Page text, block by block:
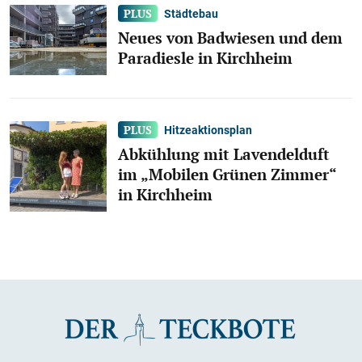
Städtebau
Neues von Badwiesen und dem
Paradiesle in Kirchheim
Hitzeaktionsplan
Abkühlung mit Lavendelduft
im „Mobilen Grünen Zimmer“
in Kirchheim